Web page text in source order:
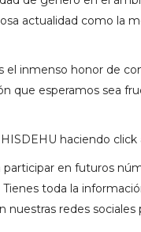
actualidad como la
inmenso honor de
que esperamos sea
haciendo click
en futuros
toda la
nuestras redes